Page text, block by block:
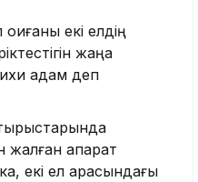
екі елдің
жаңа
қадам деп
ақпарат
екі ел арасындағы